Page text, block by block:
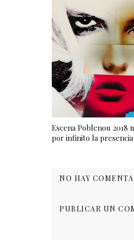
Escena Poblenou 2018
por infinito la
NO HAY
PUBLICAR UN